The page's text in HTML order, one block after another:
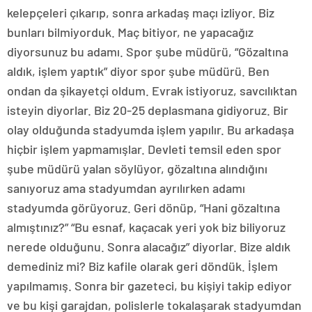
kelepçeleri çıkarıp, sonra arkadaş maçı izliyor. Biz
bunları bilmiyorduk. Maç bitiyor, ne yapacağız
diyorsunuz bu adamı. Spor şube müdürü, “Gözaltına
aldık, işlem yaptık” diyor spor şube müdürü. Ben
ondan da şikayetçi oldum. Evrak istiyoruz, savcılıktan
isteyin diyorlar. Biz 20-25 deplasmana gidiyoruz. Bir
olay olduğunda stadyumda işlem yapılır. Bu arkadaşa
hiçbir işlem yapmamışlar. Devleti temsil eden spor
şube müdürü yalan söylüyor, gözaltına alındığını
sanıyoruz ama stadyumdan ayrılırken adamı
stadyumda görüyoruz. Geri dönüp, “Hani gözaltına
almıştınız?” “Bu esnaf, kaçacak yeri yok biz biliyoruz
nerede olduğunu. Sonra alacağız” diyorlar. Bize aldık
demediniz mi? Biz kafile olarak geri döndük. İşlem
yapılmamış. Sonra bir gazeteci, bu kişiyi takip ediyor
ve bu kişi garajdan, polislerle tokalaşarak stadyumdan